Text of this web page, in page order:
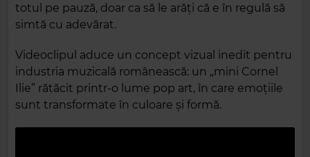
totul pe pauză, doar ca să le arăți că e în regulă să
simtă cu adevărat.
Videoclipul aduce un concept vizual inedit pentru
industria muzicală românească: un „mini Cornel
Ilie” rătăcit printr-o lume pop art, în care emoțiile
sunt transformate în culoare și formă.